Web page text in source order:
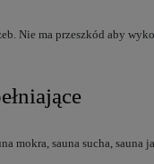
Nie ma przeszkód aby
mokra, sauna sucha,